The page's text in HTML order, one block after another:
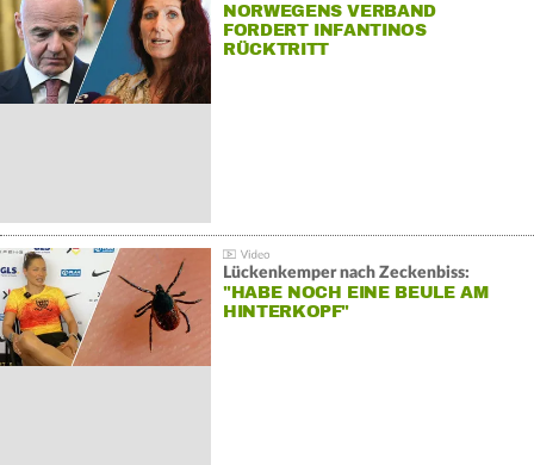
NORWEGENS VERBAND
FORDERT INFANTINOS
RÜCKTRITT
Lückenkemper nach Zeckenbiss:
"HABE NOCH EINE BEULE AM
HINTERKOPF"